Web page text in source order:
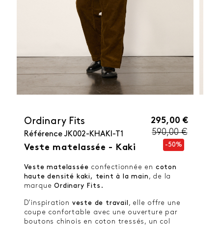
Ordinary Fits
Référence JK002-KHAKI-T1
Veste matelassée - Kaki
295,00 €
590,00 €
-50%
Veste matelassée confectionnée en coton
haute densité kaki, teint à la main , de la
marqueOrdinary Fits.
D’inspiration veste de travail , elle offre une
coupe confortable avec une ouverture par
boutons chinois en coton tressés, un col